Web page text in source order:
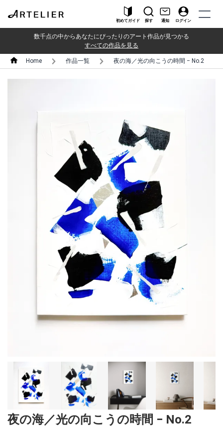
初めてガイド 探す 通知 ログイン
数千点の中からあなたにぴったりのアート作品が見つかる
すべての作品を見る
Home 作品一覧 夜の海／光の向こうの時間 − No.2
夜の海／光の向こうの時間 − No.2